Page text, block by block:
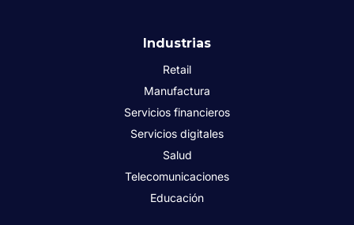
Industrias
Retail
Manufactura
Servicios financieros
Servicios digitales
Salud
Telecomunicaciones
Educación